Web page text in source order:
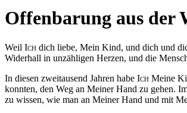
Offenbarung aus der
Weil Ich dich liebe, Mein Kind, und dich und
Widerhall in unzähligen Herzen, und die
In diesen zweitausend Jahren habe Ich Meine
konnten, den Weg an Meiner Hand zu gehen.
zu wissen, wie man an Meiner Hand und mit